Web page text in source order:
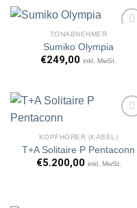
TONABNEHMER
Sumiko Olympia
€249,00 inkl. MwSt.
merken
KOPFHÖRER (KABEL)
T+A Solitaire P Pentaconn
€5.200,00 inkl. MwSt.